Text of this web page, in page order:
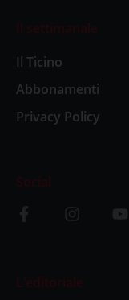
Il settimanale
Il Ticino
Abbonamenti
Privacy Policy
Social
L’editoriale